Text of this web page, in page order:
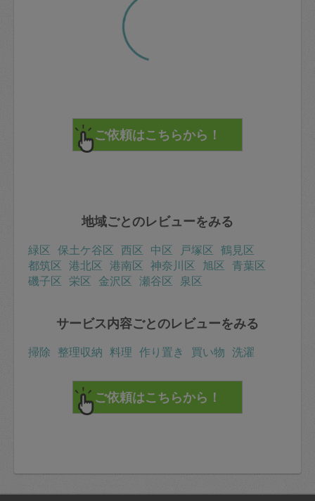
地域ごとのレビューをみる
緑区 保土ケ谷区 西区 中区 戸塚区 鶴見区
都筑区 港北区 港南区 神奈川区 旭区 青葉区
磯子区 栄区 金沢区 瀬谷区 泉区
サービス内容ごとのレビューをみる
掃除 整理収納 料理 作り置き 買い物 洗濯